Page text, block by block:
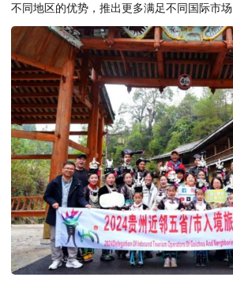
不同地区的优势，推出更多满足不同国际市场